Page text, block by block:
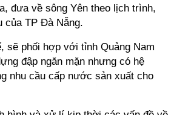
đưa về sông Yên theo lịch trình,
của TP Đà Nẵng.
sẽ phối hợp với tỉnh Quảng Nam
đập ngăn mặn nhưng có hệ
nhu cầu cấp nước sản xuất cho